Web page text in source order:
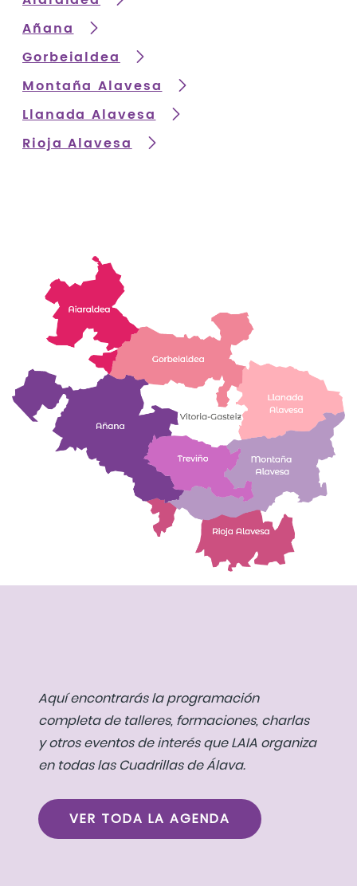
Añana
Gorbeialdea
Montaña Alavesa
Llanada Alavesa
Rioja Alavesa
Aquí encontrarás la programación
completa de talleres, formaciones, charlas
y otros eventos de interés que LAIA organiza
en todas las Cuadrillas de Álava.
VER TODA LA AGENDA